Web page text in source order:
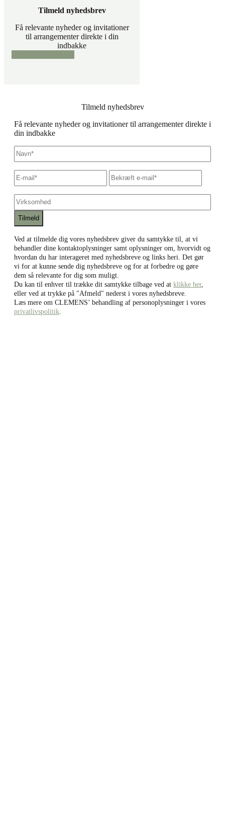
Tilmeld nyhedsbrev
Få relevante nyheder og invitationer
til arrangementer direkte i din
indbakke
Tilmeld nyhedsbrev
Få relevante nyheder og invitationer til arrangementer direkte i
din indbakke
Navn *
E-
mail*
Skriv
e-
Virksomhed
Ved at tilmelde dig vores nyhedsbrev giver du samtykke til, at vi
behandler dine kontaktoplysninger samt oplysninger om, hvorvidt og
hvordan du har interageret med nyhedsbreve og links heri. Det gør
vi for at kunne sende dig nyhedsbreve og for at forbedre og gøre
dem så relevante for dig som muligt.
Du kan til enhver til trække dit samtykke tilbage ved at klikke her,
eller ved at trykke på "Afmeld" nederst i vores nyhedsbreve.
Læs mere om CLEMENS’ behandling af personoplysninger i vores
privatlivspolitik